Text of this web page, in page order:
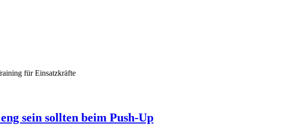
für Einsatzkräfte
sein sollten beim Push-Up